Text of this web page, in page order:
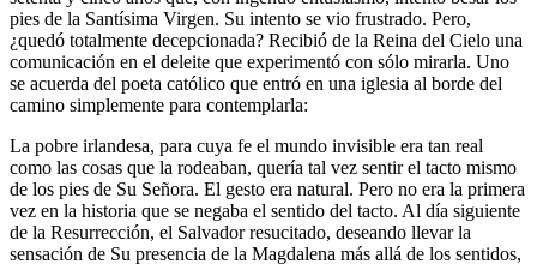
pies de la Santísima Virgen. Su intento se vio frustrado. Pero,
¿quedó totalmente decepcionada? Recibió de la Reina del Cielo una
comunicación en el deleite que experimentó con sólo mirarla. Uno
se acuerda del poeta católico que entró en una iglesia al borde del
camino simplemente para contemplarla:
La pobre irlandesa, para cuya fe el mundo invisible era tan real
como las cosas que la rodeaban, quería tal vez sentir el tacto mismo
de los pies de Su Señora. El gesto era natural. Pero no era la primera
vez en la historia que se negaba el sentido del tacto. Al día siguiente
de la Resurrección, el Salvador resucitado, deseando llevar la
sensación de Su presencia de la Magdalena más allá de los sentidos,